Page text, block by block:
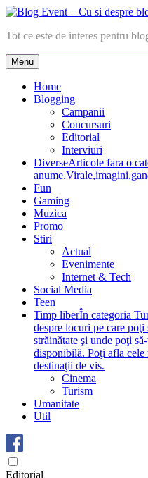
Skip
content
Blog Event – Cu si despre
Tot ce este de interes pentru
Menu
Home
Blogging
Campanii
Concursuri
Editorial
Interviuri
DiverseArticole fara o
Fun
Gaming
Muzica
Promo
Stiri
Actual
Evenimente
Internet & Tech
Social Media
Teen
Timp liberÎn categoria
despre locuri pe care
străinătate şi unde poţi
disponibilă. Poţi afla cele
destinaţii de vis.
Cinema
Turism
Umanitate
Util
Editorial